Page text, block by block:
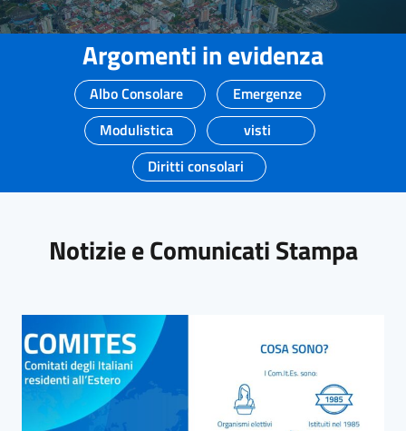
Argomenti in evidenza
Albo Consolare
Emergenze
Modulistica
visti
Diritti consolari
Notizie e Comunicati Stampa